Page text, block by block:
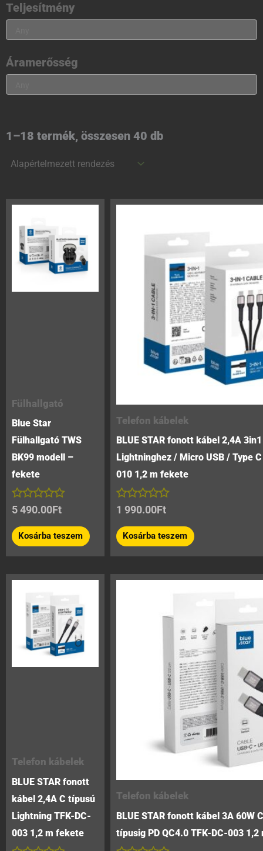
Teljesítmény
Áramerősség
1–18 termék, összesen 40 db
Fülhallgató
Blue Star
Fülhallgató TWS
BK99 modell –
fekete
Értékelés:
/
5
5 490.00Ft
Kosárba teszem
Telefon kábelek
BLUE STAR fonott kábel 2,4A
Lightninghez / Micro USB / Type
010 1,2 m fekete
Értékelés:
/
5
1 990.00Ft
Kosárba teszem
Telefon kábelek
BLUE STAR fonott
kábel 2,4A C típusú
Lightning TFK-DC-
003 1,2 m fekete
Telefon kábelek
BLUE STAR fonott kábel 3A 60W
típusig PD QC4.0 TFK-DC-003